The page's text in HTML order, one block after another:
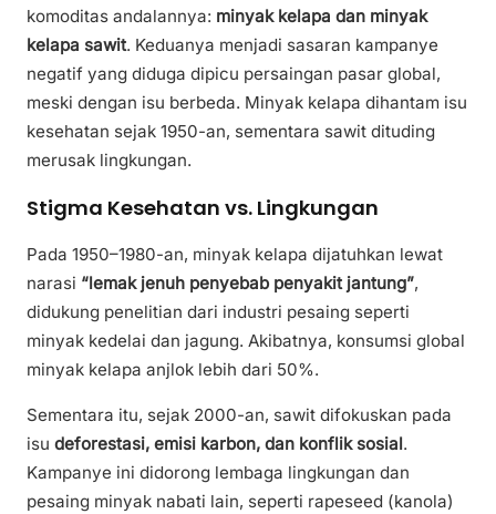
komoditas andalannya: minyak kelapa dan minyak
kelapa sawit. Keduanya menjadi sasaran kampanye
negatif yang diduga dipicu persaingan pasar global,
meski dengan isu berbeda. Minyak kelapa dihantam isu
kesehatan sejak 1950-an, sementara sawit dituding
merusak lingkungan.
Stigma Kesehatan vs. Lingkungan
Pada 1950–1980-an, minyak kelapa dijatuhkan lewat
narasi “lemak jenuh penyebab penyakit jantung”,
didukung penelitian dari industri pesaing seperti
minyak kedelai dan jagung. Akibatnya, konsumsi global
minyak kelapa anjlok lebih dari 50%.
Sementara itu, sejak 2000-an, sawit difokuskan pada
isu deforestasi, emisi karbon, dan konflik sosial.
Kampanye ini didorong lembaga lingkungan dan
pesaing minyak nabati lain, seperti rapeseed (kanola)